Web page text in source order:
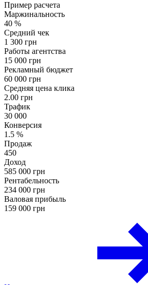
Пример расчета
Маржинальность
40 %
Средний чек
1 300 грн
Работы агентства
15 000 грн
Рекламный бюджет
60 000 грн
Средняя цена клика
2.00 грн
Трафик
30 000
Конверсия
1.5 %
Продаж
450
Доход
585 000 грн
Рентабельность
234 000 грн
Валовая прибыль
159 000 грн